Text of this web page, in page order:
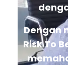
Dengan
Risk To